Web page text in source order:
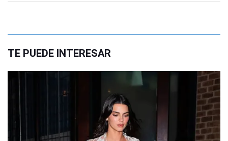
TE PUEDE INTERESAR